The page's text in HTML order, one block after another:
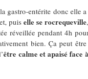
entérite donc
puis elle se rocrequeville
réveillée pendant 4h
bien. Ça peut
être calme et apaisé face